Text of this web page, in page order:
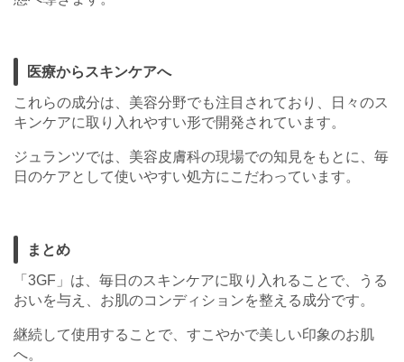
医療からスキンケアへ
これらの成分は、美容分野でも注目されており、日々のス
キンケアに取り入れやすい形で開発されています。
ジュランツでは、美容皮膚科の現場での知見をもとに、毎
日のケアとして使いやすい処方にこだわっています。
まとめ
「3GF」は、毎日のスキンケアに取り入れることで、うる
おいを与え、お肌のコンディションを整える成分です。
継続して使用することで、すこやかで美しい印象のお肌
へ。